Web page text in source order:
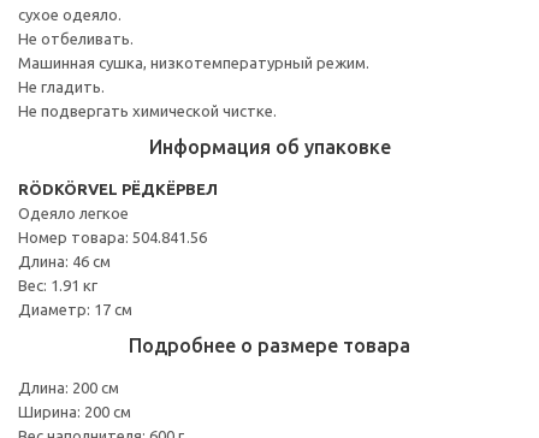
сухое одеяло.
Не отбеливать.
Машинная сушка, низкотемпературный режим.
Не гладить.
Не подвергать химической чистке.
Информация об упаковке
RÖDKÖRVEL РЁДКЁРВЕЛ
Одеяло легкое
Номер товара: 504.841.56
Длина: 46 см
Вес: 1.91 кг
Диаметр: 17 см
Подробнее о размере товара
Длина: 200 см
Ширина: 200 см